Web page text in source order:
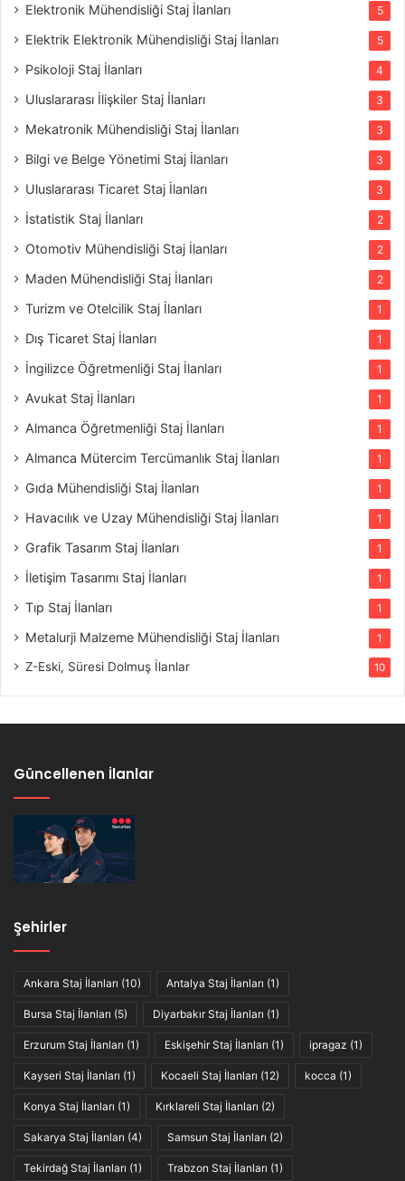
Elektronik Mühendisliği Staj İlanları 5
Elektrik Elektronik Mühendisliği Staj İlanları 5
Psikoloji Staj İlanları 4
Uluslararası İlişkiler Staj İlanları 3
Mekatronik Mühendisliği Staj İlanları 3
Bilgi ve Belge Yönetimi Staj İlanları 3
Uluslararası Ticaret Staj İlanları 3
İstatistik Staj İlanları 2
Otomotiv Mühendisliği Staj İlanları 2
Maden Mühendisliği Staj İlanları 2
Turizm ve Otelcilik Staj İlanları 1
Dış Ticaret Staj İlanları 1
İngilizce Öğretmenliği Staj İlanları 1
Avukat Staj İlanları 1
Almanca Öğretmenliği Staj İlanları 1
Almanca Mütercim Tercümanlık Staj İlanları 1
Gıda Mühendisliği Staj İlanları 1
Havacılık ve Uzay Mühendisliği Staj İlanları 1
Grafik Tasarım Staj İlanları 1
İletişim Tasarımı Staj İlanları 1
Tıp Staj İlanları 1
Metalurji Malzeme Mühendisliği Staj İlanları 1
Z-Eski, Süresi Dolmuş İlanlar 10
Güncellenen İlanlar
Şehirler
Ankara Staj İlanları (10) Antalya Staj İlanları (1)
Bursa Staj İlanları (5) Diyarbakır Staj İlanları (1)
Erzurum Staj İlanları (1) Eskişehir Staj İlanları (1) ipragaz (1)
Kayseri Staj İlanları (1) Kocaeli Staj İlanları (12) kocca (1)
Konya Staj İlanları (1) Kırklareli Staj İlanları (2)
Sakarya Staj İlanları (4) Samsun Staj İlanları (2)
Tekirdağ Staj İlanları (1) Trabzon Staj İlanları (1)